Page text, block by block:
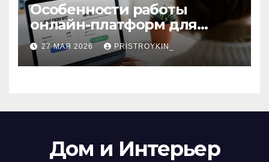
Особенности работы
онлайн-платформ для
поиска авиабилетов и
железнодорожных
билетов
27 МАЯ 2026 PRISTROYKIN_
Дом и Интерьер